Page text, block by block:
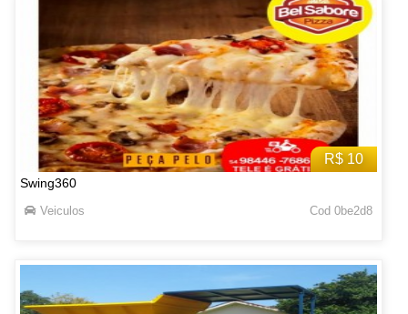
R$ 10
Swing360
Veiculos Cod 0be2d8